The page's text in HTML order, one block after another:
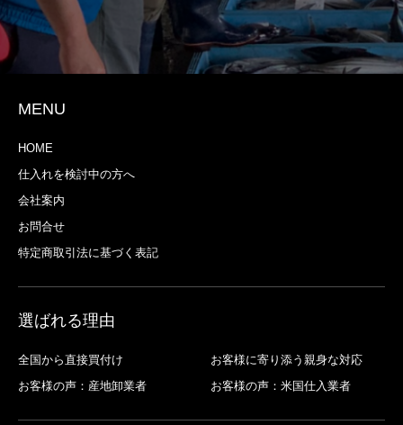
MENU
HOME
仕入れを検討中の方へ
会社案内
お問合せ
特定商取引法に基づく表記
選ばれる理由
全国から直接買付け
お客様に寄り添う親身な対応
お客様の声：産地卸業者
お客様の声：米国仕入業者